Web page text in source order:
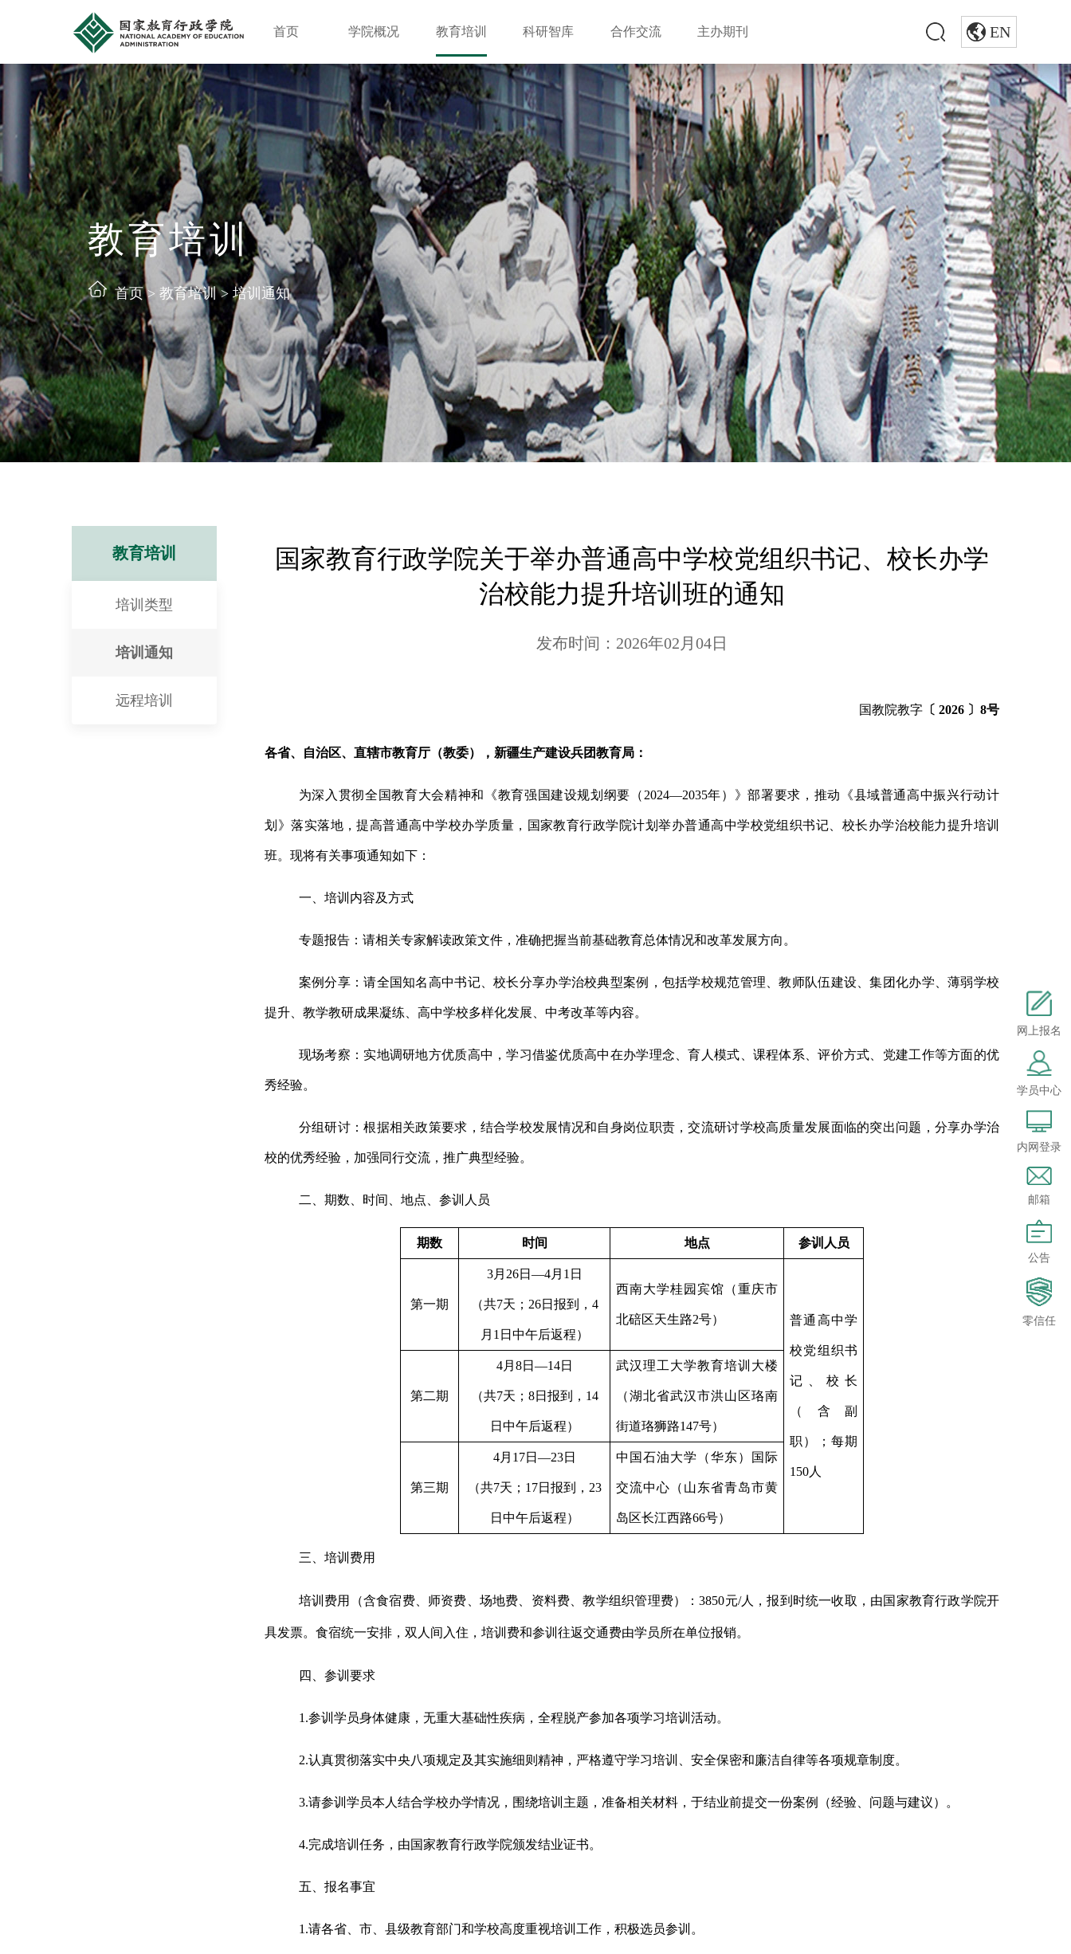
首页 学院概况 教育培训 科研智库 合作交流 主办期刊 EN
网上报名
学员中心
内网登录
邮箱
公告
零信任
首页> 教育培训> 培训通知
教育培训
教育培训
培训类型
培训通知
远程培训
国家教育行政学院关于举办普通高中学校党组织书记、校长办学
治校能力提升培训班的通知
发布时间：2026年02月04日
国教院教字 〔 2026 〕 8号
各省、自治区、直辖市教育厅（教委），新疆生产建设兵团教育局：
为深入贯彻全国教育大会精神和《教育强国建设规划纲要（ 2024—2035年）》部署要求，推动《县域普通高中振兴行动计
划》落实落地，提高普通高中学校办学质量，国家教育行政学院计划举办普通高中学校党组织书记、校长办学治校能力提升培训
班。现将有关事项通知如下：
一、培训内容及方式
专题报告： 请相关专家解读政策文件，准确把握当前基础教育总体情况和改革发展方向。
案例分享：请全国知名高中书记、校长分享办学治校典型案例，包括学校规范管理、教师队伍建设、集团化办学、薄弱学校
提升、教学教研成果凝练、高中学校多样化发展、中考改革等内容。
现场考察： 实地调研地方优质高中，学习借鉴优质高中在办学理念、育人模式、课程体系、评价方式、党建工作等方面的优
秀经验。
分组研讨：根据相关政策要求，结合学校发展情况和自身岗位职责，交流研讨学校高质量发展面临的突出问题，分享办学治
校的优秀经验，加强同行交流，推广典型经验。
二、期数、时间、地点、参训人员
期数 时间 地点 参训人员
第一期
3月 26日—4月 1 日
（共7天； 26日报到， 4
月 1 日中午后返程）
西南大学桂园宾馆（重庆市
北碚区天生路2号） 普通高中学
校党组织书
记、校长
（含副
职）；每期
150人
第二期
4月 8日—14日
（共7天； 8日报到， 14
日中午后返程）
武汉理工大学教育培训大楼
（湖北省武汉市洪山区珞南
街道珞狮路147号）
第三期
4月 17日—23日
（共7天； 17日报到， 23
日中午后返程）
中国石油大学（华东）国际
交流中心（山东省青岛市黄
岛区长江西路66号）
三、培训费用
培训费用（含食宿费、师资费、场地费、资料费、教学组织管理费）：3850元/人，报到时统一收取， 由国家教育行政学院开
具发票。食宿统一安排，双人间入住，培训费和参训往返交通费由学员所在单位报销。
四、参训要求
1.参训学员身体健康，无重大基础性疾病，全程脱产参加各项学习培训活动。
2.认真贯彻落实中央八项规定及其实施细则精神，严格遵守学习培训、安全保密和廉洁自律等各项规章制度。
3.请参训学员本人结合学校办学情况，围绕培训主题，准备相关材料，于结业前提交一份案例（经验、问题与建议）。
4.完成培训任务，由国家教育行政学院颁发结业证书。
五、报名事宜
1.请各省、市、县级教育部门和学校高度重视培训工作，积极选员参训。